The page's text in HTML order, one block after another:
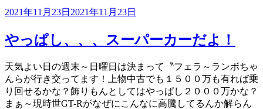
投
日:
2021年11月23日 2021年11月23日
やっぱし、、、スーパーカーだよ！
天気よい日の週末～日曜日は決まって〝フェラ～ランボちゃ
んらが行き交ってます！上物中古でも１５００万も有れば乗
り回せるかな？飾りもんとしてはやっぱし２０００万かな？
まぁ～現時世GT-Rがなぜにこんなに高騰してるんか解らん